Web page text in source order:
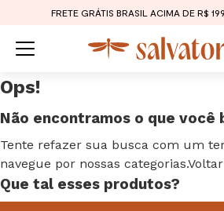
FRETE GRÁTIS BRASIL ACIMA DE R$ 199
Ops!
Não encontramos o que você
Tente refazer sua busca com um
navegue por nossas categorias.
Que tal esses produtos?